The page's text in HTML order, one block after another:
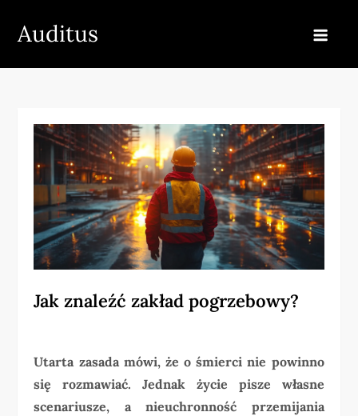
Auditus
Jak znaleźć zakład pogrzebowy?
Utarta zasada mówi, że o śmierci nie powinno
się rozmawiać. Jednak życie pisze własne
scenariusze, a nieuchronność przemijania